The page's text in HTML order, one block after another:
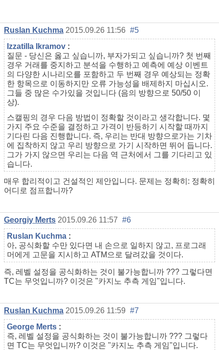
Ruslan Kuchma 2015.09.26 11:56 #5
Izzatilla Ikramov :
질문 - 당신은 옳고 싶습니까, 부자가되고 싶습니까? 첫 번째
경우 거래를 중지하고 분석을 수행하고 예측에 예상 이벤트
의 다양한 시나리오를 포함하고 두 번째 경우 예상되는 정확
한 항목으로 이동하지만 오류 가능성을 배제하지 마십시오.
그들 중 많은 수가있을 것입니다 (음의 방향으로 50/50 이
상).
스캘핑의 경우 다음 방법이 정확할 것이라고 생각합니다. 몇
가지 주요 수준을 결정하고 가격이 반등하기 시작할 때까지
기다린 다음 진행합니다. 즉, 우리는 반대 방향으로가는 기차
에 집착하지 않고 우리 방향으로 가기 시작하면 뛰어 듭니다.
그가 가지 않으면 우리는 다음 역 근처에서 그를 기다리고 있
습니다.
매우 합리적이고 건설적인 제안입니다. 문제는 정확히: 정확히
어디로 점프합니까?
Georgiy Merts 2015.09.26 11:57 #6
Ruslan Kuchma :
아, 공식화할 수만 있다면 내 손으로 일하지 않고, 프로그래
머에게 고문을 지시하고 ATM으로 달려갔을 것이다.
즉, 레벨 설정을 공식화하는 것이 불가능합니까 ??? 그렇다면
TC는 무엇입니까? 이것은 "카지노 추측 게임"입니다.
Ruslan Kuchma 2015.09.26 11:59 #7
George Merts :
즉, 레벨 설정을 공식화하는 것이 불가능합니까 ??? 그렇다
면 TC는 무엇입니까? 이것은 "카지노 추측 게임"입니다.